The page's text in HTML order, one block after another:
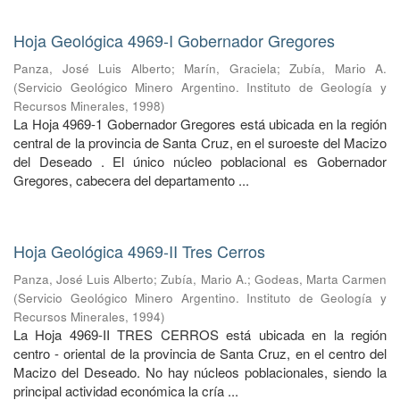
Hoja Geológica 4969-I Gobernador Gregores
Panza, José Luis Alberto; Marín, Graciela; Zubía, Mario A.
(Servicio Geológico Minero Argentino. Instituto de Geología y
Recursos Minerales, 1998)
La Hoja 4969-1 Gobernador Gregores está ubicada en la región
central de la provincia de Santa Cruz, en el suroeste del Macizo
del Deseado . El único núcleo poblacional es Gobernador
Gregores, cabecera del departamento ...
Hoja Geológica 4969-II Tres Cerros
Panza, José Luis Alberto;Zubía, Mario A.; Godeas, Marta Carmen
(Servicio Geológico Minero Argentino. Instituto de Geología y
Recursos Minerales, 1994)
La Hoja 4969-II TRES CERROS está ubicada en la región
centro - oriental de la provincia de Santa Cruz, en el centro del
Macizo del Deseado. No hay núcleos poblacionales, siendo la
principal actividad económica la cría ...